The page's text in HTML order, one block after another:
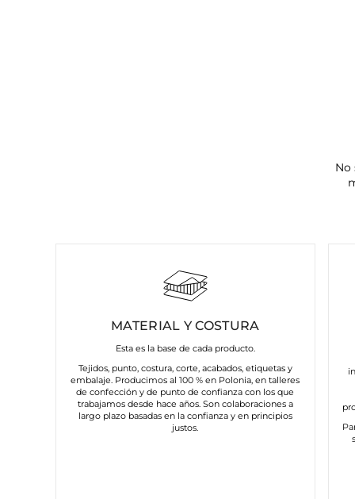
No
MATERIAL Y COSTURA
Esta es la base de cada producto.
Tejidos, punto, costura, corte, acabados, etiquetas y
embalaje. Producimos al 100 % en Polonia, en talleres
de confección y de punto de confianza con los que
trabajamos desde hace años. Son colaboraciones a
largo plazo basadas en la confianza y en principios
justos.